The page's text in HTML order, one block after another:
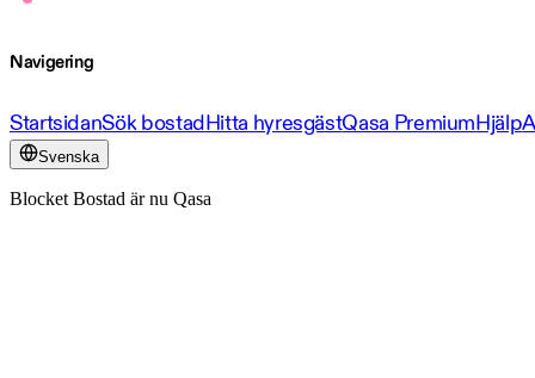
Navigering
StartsidanSök bostadHitta hyresgästQasa PremiumHjälp
Svenska
Blocket Bostad är nu Qasa